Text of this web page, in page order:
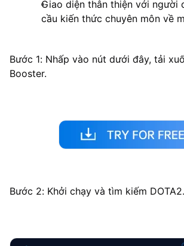
Giao diện thân thiện với người
cầu kiến thức chuyên môn về
Bước 1: Nhấp vào nút dưới đây, tải
Booster.
Bước 2: Khởi chạy và tìm kiếm DOTA2.